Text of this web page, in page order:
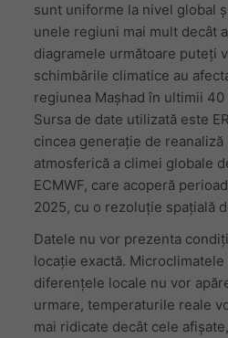
sunt uniforme la nivel global
unele regiuni mai mult decât
diagramele următoare puteți
schimbările climatice au
regiunea Mașhad în ultimii 40
Sursa de date utilizată este
cincea generație de reanaliză
atmosferică a climei globale
ECMWF, care acoperă
2025, cu o rezoluție spațială
Datele nu vor prezenta
locație exactă. Microclimatele
diferențele locale nu vor
urmare, temperaturile reale
mai ridicate decât cele